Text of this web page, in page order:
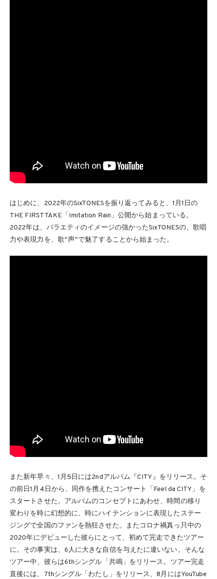
はじめに、2022年のSixTONESを振り返ってみると、1月1日の
THE FIRST TAKE「Imitation Rain」公開から始まっている。
2022年は、バラエティのイメージの強かったSixTONESの、歌唱
力や表現力を、歌“声”で魅了することから始まった。
また新年早々、1月5日には2ndアルバム『CITY』をリリース。そ
の前日1月4日から、同作を携えたコンサート「Feel da CITY」を
スタートさせた。アルバムのコンセプトにあわせ、時間の移り
変わりを時に幻想的に、時にハイテンションに表現したステー
ジングで全国のファンを熱狂させた。またコロナ禍真っ只中の
2020年にデビューした彼らにとって、初めて完走できたツアー
に。その事実は、6人に大きな自信を与えたに違いない。そんな
ツアー中、彼らは6thシングル「共鳴」をリリース。ツアー完走
直後には、7thシングル「わたし」をリリース、8月にはYouTube